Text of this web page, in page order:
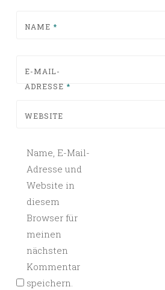
NAME *
E-MAIL-
ADRESSE *
WEBSITE
Name, E-Mail-
Adresse und
Website in
diesem
Browser für
meinen
nächsten
Kommentar
speichern.